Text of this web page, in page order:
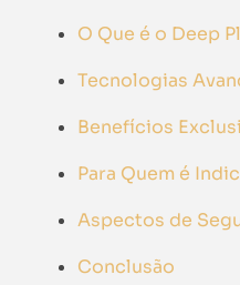
O Que é o Deep
Tecnologias
Benefícios
Para Quem é
Aspectos de
Conclusão